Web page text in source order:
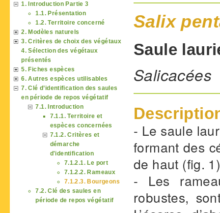
Salix
Saule
Salicacées
- Le saule
formant des
de haut (fig.
- Les
robustes,
1. Introduction Partie 3
1.1. Présentation
1.2. Territoire concerné
2. Modèles naturels
3. Critères de choix des végétaux
4. Sélection des végétaux
présentés
5. Fiches espèces
6. Autres espèces utilisables
7. Clé d’identification des saules
en période de repos végétatif
7.1. Introduction
7.1.1. Territoire et
espèces concernées
7.1.2. Critères et
démarche
d'identification
7.1.2.1. Le port
7.1.2.2. Rameaux
7.1.2.3. Bourgeons
7.2. Clé des saules en
période de repos végétatif